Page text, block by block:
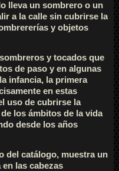
lleva un sombrero o un
a la calle sin cubrirse la
y objetos
y tocados que
de paso y en algunas
infancia, la primera
en estas
uso de cubrirse la
los ámbitos de la vida
desde los años
del catálogo, muestra un
las cabezas